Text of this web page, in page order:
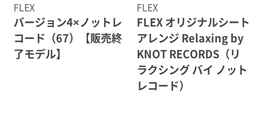
FLEX
バージョン4×ノットレ
コード（67）【販売終
了モデル】
FLEX
FLEX オリジナルシート
アレンジ Relaxing by
KNOT RECORDS（リ
ラクシング バイ ノット
レコード）